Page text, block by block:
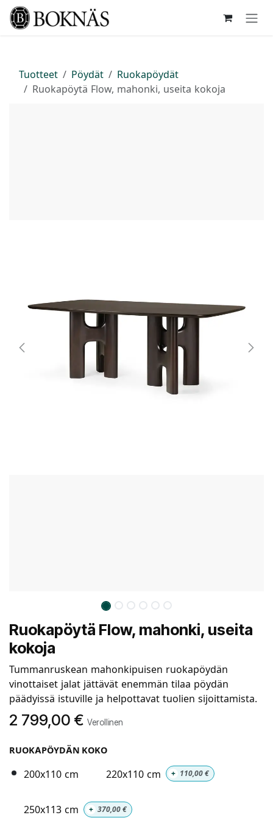
Siirry sisältöön
Tuotteet Pöydät
Ruokapöydät
Ruokapöytä Flow, mahonki, useita kokoja
Ruokapöytä Flow, mahonki, useita
kokoja
Tummanruskean mahonkipuisen ruokapöydän
vinottaiset jalat jättävät enemmän tilaa pöydän
päädyissä istuville ja helpottavat tuolien sijoittamista.
2 799,00 € Verollinen
RUOKAPÖYDÄN KOKO
200x110 cm 220x110 cm + 110,00 €
250x113 cm + 370,00 €